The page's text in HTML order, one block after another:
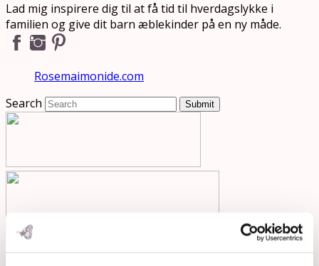
Lad mig inspirere dig til at få tid til hverdagslykke i
familien og give dit barn æblekinder på en ny måde.
Rosemaimonide.com
Search
Submit